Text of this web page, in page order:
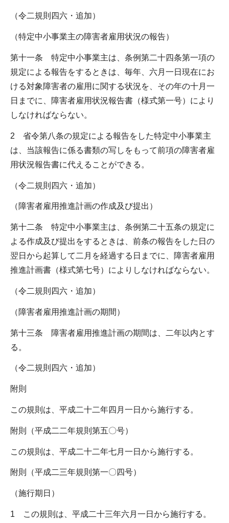
（令二規則四六・追加）
（特定中小事業主の障害者雇用状況の報告）
第十一条 特定中小事業主は、条例第二十四条第一項の
規定による報告をするときは、毎年、六月一日現在にお
ける対象障害者の雇用に関する状況を、その年の十月一
日までに、障害者雇用状況報告書（様式第一号）により
しなければならない。
2 省令第八条の規定による報告をした特定中小事業主
は、当該報告に係る書類の写しをもって前項の障害者雇
用状況報告書に代えることができる。
（令二規則四六・追加）
（障害者雇用推進計画の作成及び提出）
第十二条 特定中小事業主は、条例第二十五条の規定に
よる作成及び提出をするときは、前条の報告をした日の
翌日から起算して二月を経過する日までに、障害者雇用
推進計画書（様式第七号）によりしなければならない。
（令二規則四六・追加）
（障害者雇用推進計画の期間）
第十三条 障害者雇用推進計画の期間は、二年以内とす
る。
（令二規則四六・追加）
附則
この規則は、平成二十二年四月一日から施行する。
附則（平成二二年規則第五〇号）
この規則は、平成二十二年七月一日から施行する。
附則（平成二三年規則第一〇四号）
（施行期日）
1 この規則は、平成二十三年六月一日から施行する。